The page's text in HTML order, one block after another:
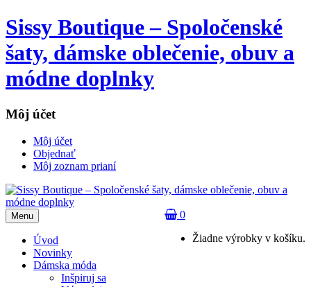
Sissy Boutique – Spoločenské
šaty, dámske oblečenie, obuv a
módne doplnky
Môj účet
Môj účet
Objednať
Môj zoznam prianí
0
Žiadne výrobky v košíku.
Menu
Úvod
Novinky
Dámska móda
Inšpiruj sa